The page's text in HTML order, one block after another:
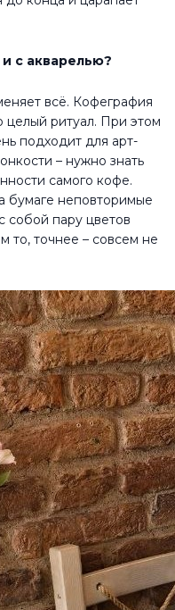
с акварелью?
всё. Кофеграфия
целый ритуал. При этом
подходит для арт-
– нужно знать
самого кофе.
бумаге неповторимые
собой пару цветов
то, точнее – совсем не